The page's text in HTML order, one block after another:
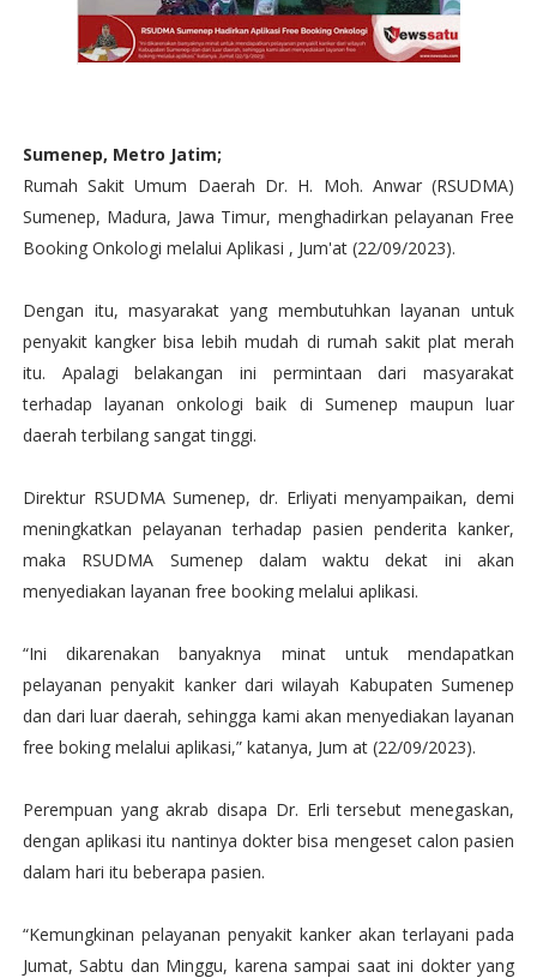
Sumenep, Metro Jatim;
Rumah Sakit Umum Daerah Dr. H. Moh. Anwar (RSUDMA)
Sumenep, Madura, Jawa Timur, menghadirkan pelayanan Free
Booking Onkologi melalui Aplikasi , Jum'at (22/09/2023).
Dengan itu, masyarakat yang membutuhkan layanan untuk
penyakit kangker bisa lebih mudah di rumah sakit plat merah
itu. Apalagi belakangan ini permintaan dari masyarakat
terhadap layanan onkologi baik di Sumenep maupun luar
daerah terbilang sangat tinggi.
Direktur RSUDMA Sumenep, dr. Erliyati menyampaikan, demi
meningkatkan pelayanan terhadap pasien penderita kanker,
maka RSUDMA Sumenep dalam waktu dekat ini akan
menyediakan layanan free booking melalui aplikasi.
“Ini dikarenakan banyaknya minat untuk mendapatkan
pelayanan penyakit kanker dari wilayah Kabupaten Sumenep
dan dari luar daerah, sehingga kami akan menyediakan layanan
free boking melalui aplikasi,” katanya, Jum at (22/09/2023).
Perempuan yang akrab disapa Dr. Erli tersebut menegaskan,
dengan aplikasi itu nantinya dokter bisa mengeset calon pasien
dalam hari itu beberapa pasien.
“Kemungkinan pelayanan penyakit kanker akan terlayani pada
Jumat, Sabtu dan Minggu, karena sampai saat ini dokter yang